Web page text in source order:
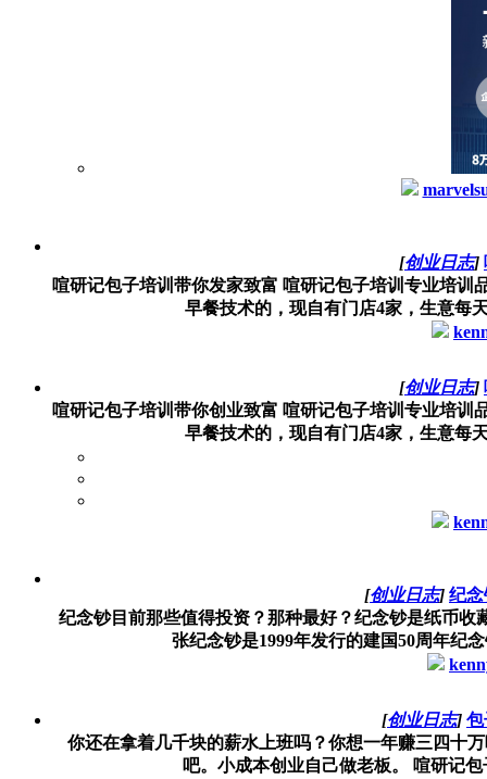
[创业日志]
喧研记包子培训带你发家致富 喧研记包子培训专业培
早餐技术的，现自有门店4家，生意每
[创业日志]
喧研记包子培训带你创业致富 喧研记包子培训专业培
早餐技术的，现自有门店4家，生意每
[创业日志] 纪
纪念钞目前那些值得投资？那种最好？纪念钞是纸币
张纪念钞是1999年发行的建国50周年纪
[创业日志] 包
你还在拿着几千块的薪水上班吗？你想一年赚三四十
吧。小成本创业自己做老板。 喧研记